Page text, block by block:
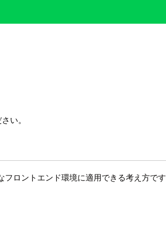
い。
ロントエンド環境に適用できる考え方です